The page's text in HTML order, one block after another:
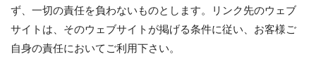
ず、一切の責任を負わないものとします。リンク先のウェブ
サイトは、そのウェブサイトが掲げる条件に従い、お客様ご
自身の責任においてご利用下さい。